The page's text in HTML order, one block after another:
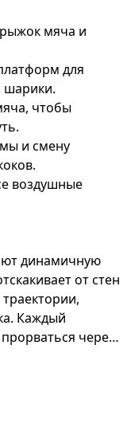
мяча и
для
шарики.
чтобы
и смену
воздушные
динамичную
от стен
Каждый
через
с целой